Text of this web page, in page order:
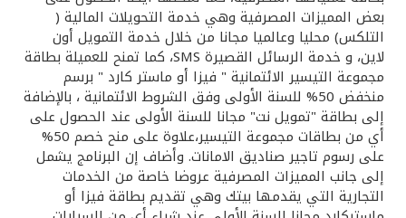
تركيا
مصر
المملكة المتحدة
مملكة البحرين
بعض المميزات المصرفية وهي خدمة التحويلات المالية (
التلكس) محليا وعالميا مجانا من خلال خدمة التمويل أون
لاين، و خدمة الرسائل القصيرة SMS، كما تمنح للعميلة بطاقة
مجموعة التيسير الائتمانية " فيزا أو ماستر كارد " برسم
منخفض 50% للسنة الأولى وفق الشروط الائتمانية ، بالإضافة
إلى بطاقة "تمويل نت" مجانا للسنة الأولى عند الحصول على
أي من بطاقات مجموعة التيسير،علاوة على منح خصم 50%
على رسوم تاجير صناديق الامانات. وأضاف إن البرنامج يشمل
إلى جانب المميزات المصرفية عروضا خاصة من الخدمات
التجارية التي يقدمها بيتك وهي تقديم بطاقة فيزا أو